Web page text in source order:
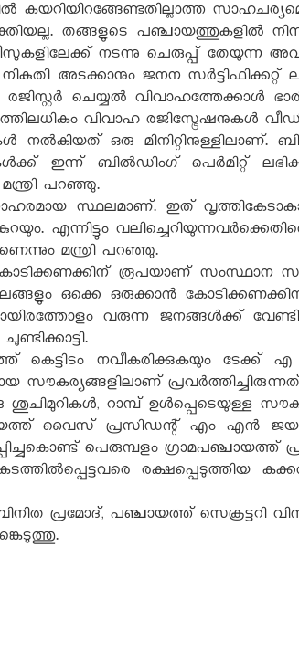
തങ്ങളുടെ പഞ്ചായത്തുകളിൽ
നടന്നു ചെരുപ്പ് തേയുന്ന
അടക്കാനും ജനന സർട്ടിഫിക്കറ്റ്
ചെയ്യൽ വിവാഹത്തേക്കാൾ
വിവാഹ രജിസ്ട്രേഷനുകൾ
നൽകിയത് ഒരു മിനിറ്റിനുള്ളിലാണ്.
ഇന്ന് ബിൽഡിംഗ് പെർമിറ്റ്
പറഞ്ഞു.
സ്ഥലമാണ്. ഇത്
എന്നിട്ടും
മന്ത്രി പറഞ്ഞു.
രൂപയാണ് സംസ്ഥാന
ഒക്കെ ഒരുക്കാൻ
വരുന്ന ജനങ്ങൾക്ക് വേണ്ടി
കെട്ടിടം നവീകരിക്കുകയും ടേക്ക്
സൗകര്യങ്ങളിലാണ്
റാമ്പ് ഉള്‍പ്പെടെയുള്ള
വൈസ് പ്രസിഡന്റ് എം എന്‍
പെരുമ്പളം ഗ്രാമപഞ്ചായത്ത്
രക്ഷപ്പെടുത്തിയ
പ്രമോദ്, പഞ്ചായത്ത് സെക്രട്ടറി